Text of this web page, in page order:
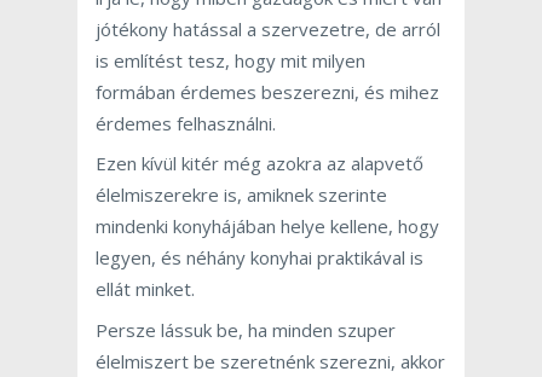
jótékony hatással a szervezetre, de arról
is említést tesz, hogy mit milyen
formában érdemes beszerezni, és mihez
érdemes felhasználni.
Ezen kívül kitér még azokra az alapvető
élelmiszerekre is, amiknek szerinte
mindenki konyhájában helye kellene, hogy
legyen, és néhány konyhai praktikával is
ellát minket.
Persze lássuk be, ha minden szuper
élelmiszert be szeretnénk szerezni, akkor